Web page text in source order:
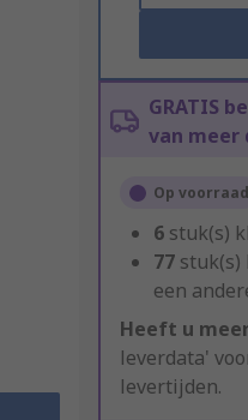
GRATIS
van meer
Op voorraad
6 stuk(s)
77 stuk(s)
een
Heeft u
leverdata'
levertijden.